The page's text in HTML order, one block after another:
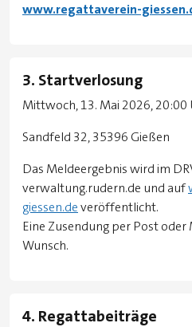
www.regattaverein-
3. Startverlosung
Mittwoch, 13. Mai 2026, 20:00
Sandfeld 32, 35396 Gießen
Das Meldeergebnis wird im
verwaltung.rudern.de und auf
giessen.deveröffentlicht.
Eine Zusendung per Post
Wunsch.
4. Regattabeiträge